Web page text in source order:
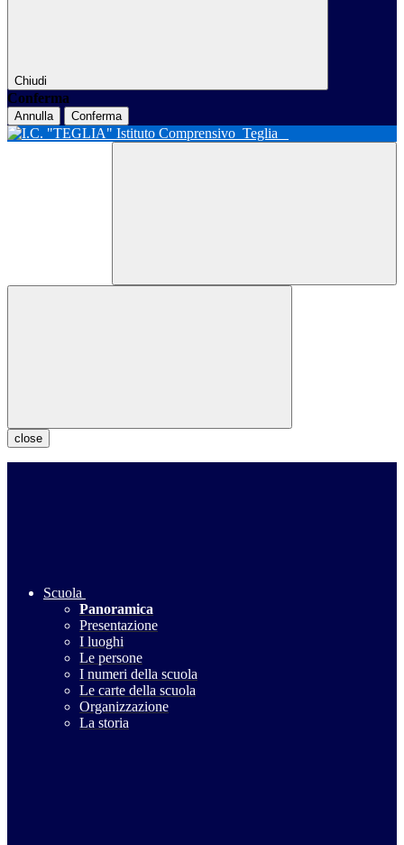
Chiudi
Conferma
Annulla Conferma
Istituto Comprensivo Teglia
close
Scuola
Panoramica
Presentazione
I luoghi
Le persone
I numeri della scuola
Le carte della scuola
Organizzazione
La storia